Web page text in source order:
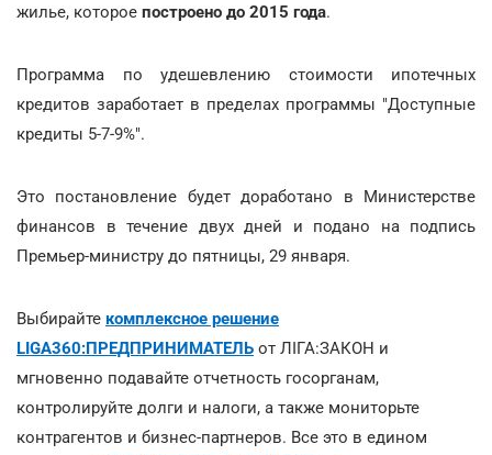
жилье, которое построено до 2015 года.
Программа по удешевлению стоимости ипотечных
кредитов заработает в пределах программы "Доступные
кредиты 5-7-9%".
Это постановление будет доработано в Министерстве
финансов в течение двух дней и подано на подпись
Премьер-министру до пятницы, 29 января.
Выбирайте комплексное решение
LIGA360:ПРЕДПРИНИМАТЕЛЬ от ЛІГА:ЗАКОН и
мгновенно подавайте отчетность госорганам,
контролируйте долги и налоги, а также мониторьте
контрагентов и бизнес-партнеров. Все это в едином